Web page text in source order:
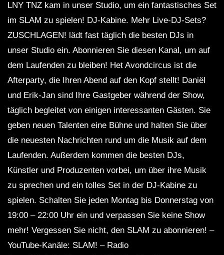
LNY TNZ kam in unser Studio, um ein fantastisches Set
im SLAM zu spielen! DJ-Kabine. Mehr Live-DJ-Sets?
ZUSCHLAGEN! lädt fast täglich die besten DJs in
unser Studio ein. Abonnieren Sie diesen Kanal, um auf
dem Laufenden zu bleiben! Het Avondcircus ist die
Afterparty, die Ihren Abend auf den Kopf stellt! Daniël
und Erik-Jan sind Ihre Gastgeber während der Show,
täglich begleitet von einigen interessanten Gästen. Sie
geben neuen Talenten eine Bühne und halten Sie über
die neuesten Nachrichten rund um die Musik auf dem
Laufenden. Außerdem kommen die besten DJs,
Künstler und Produzenten vorbei, um über ihre Musik
zu sprechen und ein tolles Set in der DJ-Kabine zu
spielen. Schalten Sie jeden Montag bis Donnerstag von
19:00 – 22:00 Uhr ein und verpassen Sie keine Show
mehr! Vergessen Sie nicht, den SLAM zu abonnieren! –
YouTube-Kanäle: SLAM! – Radio